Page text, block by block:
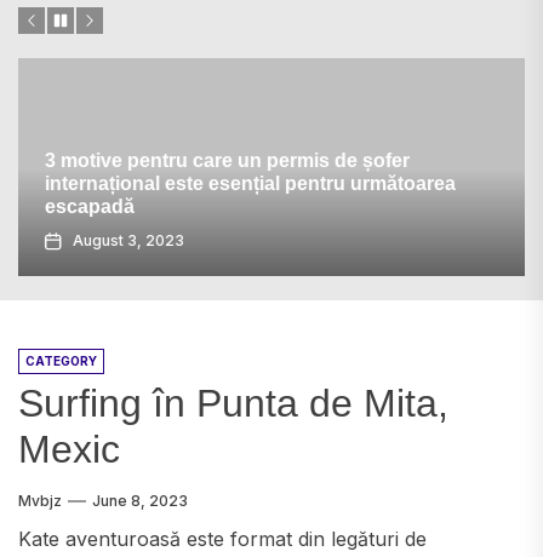
3 motive pentru care un permis de șofer
internațional este esențial pentru următoarea
escapadă
August 3, 2023
CATEGORY
Surfing în Punta de Mita,
Mexic
Mvbjz June 8, 2023
Kate aventuroasă este format din legături de